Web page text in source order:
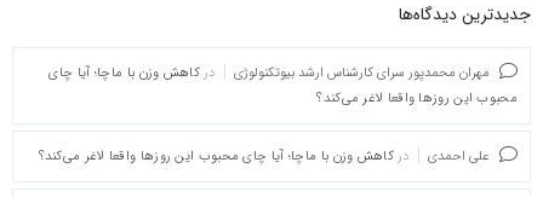
جدیدترین دیدگاه‌‌ها
مهران محمدپور سرای کارشناس ارشد بیوتکنولوژی در کاهش وزن با ماچا؛ آیا چای
محبوب این روزها واقعا لاغر می‌کند؟
علی احمدی در کاهش وزن با ماچا؛ آیا چای محبوب این روزها واقعا لاغر می‌کند؟